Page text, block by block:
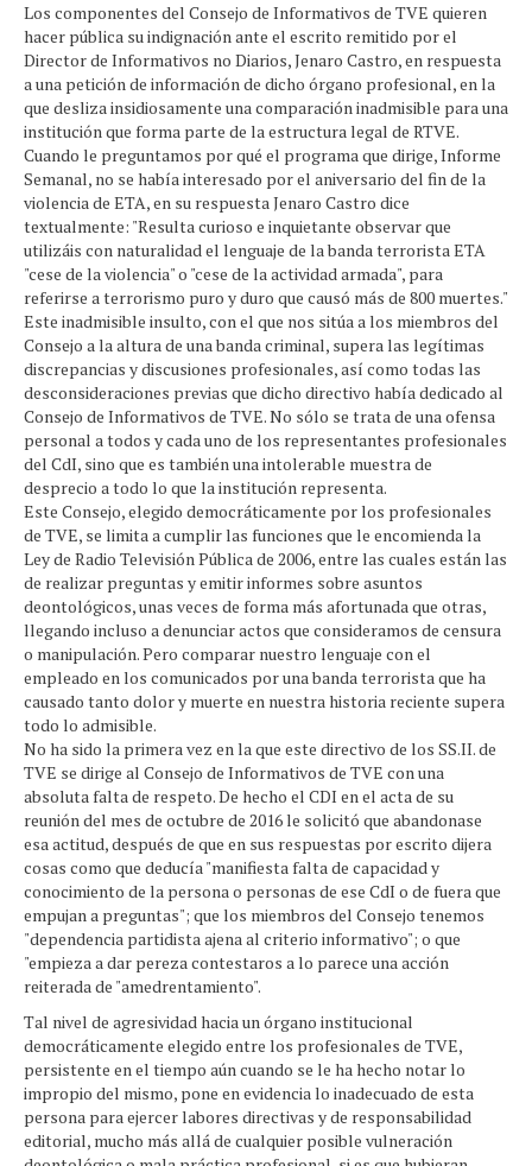
Los componentes del Consejo de Informativos de TVE quieren
hacer pública su indignación ante el escrito remitido por el
Director de Informativos no Diarios, Jenaro Castro, en respuesta
a una petición de información de dicho órgano profesional, en la
que desliza insidiosamente una comparación inadmisible para una
institución que forma parte de la estructura legal de RTVE.
Cuando le preguntamos por qué el programa que dirige, Informe
Semanal, no se había interesado por el aniversario del fin de la
violencia de ETA, en su respuesta Jenaro Castro dice
textualmente: "Resulta curioso e inquietante observar que
utilizáis con naturalidad el lenguaje de la banda terrorista ETA
"cese de la violencia" o "cese de la actividad armada", para
referirse a terrorismo puro y duro que causó más de 800 muertes."
Este inadmisible insulto, con el que nos sitúa a los miembros del
Consejo a la altura de una banda criminal, supera las legítimas
discrepancias y discusiones profesionales, así como todas las
desconsideraciones previas que dicho directivo había dedicado al
Consejo de Informativos de TVE. No sólo se trata de una ofensa
personal a todos y cada uno de los representantes profesionales
del CdI, sino que es también una intolerable muestra de
desprecio a todo lo que la institución representa.
Este Consejo, elegido democráticamente por los profesionales
de TVE, se limita a cumplir las funciones que le encomienda la
Ley de Radio Televisión Pública de 2006, entre las cuales están las
de realizar preguntas y emitir informes sobre asuntos
deontológicos, unas veces de forma más afortunada que otras,
llegando incluso a denunciar actos que consideramos de censura
o manipulación. Pero comparar nuestro lenguaje con el
empleado en los comunicados por una banda terrorista que ha
causado tanto dolor y muerte en nuestra historia reciente supera
todo lo admisible.
No ha sido la primera vez en la que este directivo de los SS.II. de
TVE se dirige al Consejo de Informativos de TVE con una
absoluta falta de respeto. De hecho el CDI en el acta de su
reunión del mes de octubre de 2016 le solicitó que abandonase
esa actitud, después de que en sus respuestas por escrito dijera
cosas como que deducía "manifiesta falta de capacidad y
conocimiento de la persona o personas de ese CdI o de fuera que
empujan a preguntas"; que los miembros del Consejo tenemos
"dependencia partidista ajena al criterio informativo"; o que
"empieza a dar pereza contestaros a lo parece una acción
reiterada de "amedrentamiento".
Tal nivel de agresividad hacia un órgano institucional
democráticamente elegido entre los profesionales de TVE,
persistente en el tiempo aún cuando se le ha hecho notar lo
impropio del mismo, pone en evidencia lo inadecuado de esta
persona para ejercer labores directivas y de responsabilidad
editorial, mucho más allá de cualquier posible vulneración